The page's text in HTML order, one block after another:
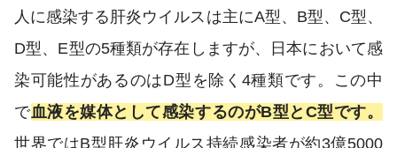
人に感染する肝炎ウイルスは主にA型、B型、C型、
D型、E型の5種類が存在しますが、日本において感
染可能性があるのはD型を除く4種類です。この中
で血液を媒体として感染するのがB型とC型です。
世界ではB型肝炎ウイルス持続感染者が約3億5000